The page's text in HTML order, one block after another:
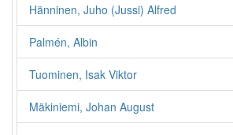
Hänninen, Juho (Jussi) Alfred
Palmén, Albin
Tuominen, Isak Viktor
Mäkiniemi, Johan August